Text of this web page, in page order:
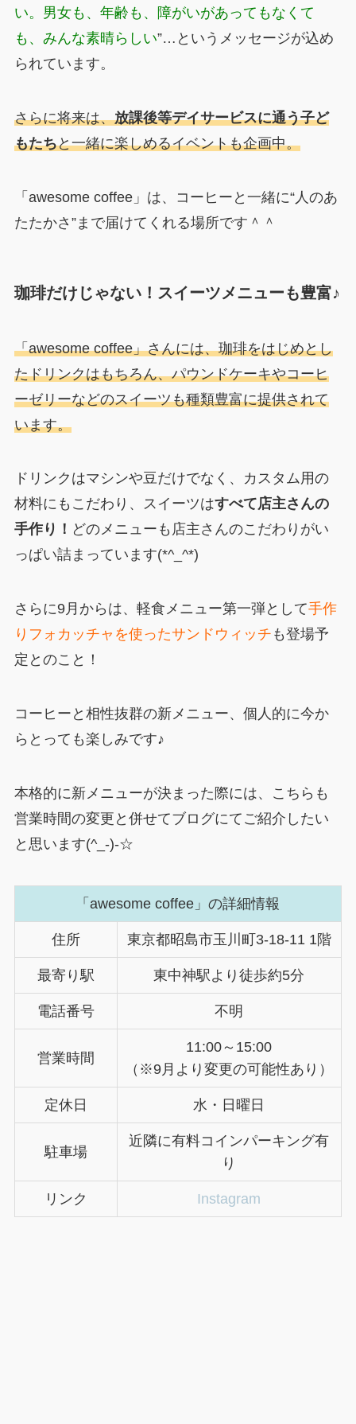
い。男女も、年齢も、障がいがあってもなくて
も、みんな素晴らしい”…というメッセージが込め
られています。
さらに将来は、放課後等デイサービスに通う子ど
もたちと一緒に楽しめるイベントも企画中。
「awesome coffee」は、コーヒーと一緒に“人のあ
たたかさ”まで届けてくれる場所です＾＾
珈琲だけじゃない！スイーツメニューも豊富♪
「awesome coffee」さんには、珈琲をはじめとし
たドリンクはもちろん、パウンドケーキやコーヒ
ーゼリーなどのスイーツも種類豊富に提供されて
います。
ドリンクはマシンや豆だけでなく、カスタム用の
材料にもこだわり、スイーツはすべて店主さんの
手作り！ どのメニューも店主さんのこだわりがい
っぱい詰まっています(*^_^*)
さらに9月からは、軽食メニュー第一弾として手作
りフォカッチャを使ったサンドウィッチ も登場予
定とのこと！
コーヒーと相性抜群の新メニュー、個人的に今か
らとっても楽しみです♪
本格的に新メニューが決まった際には、こちらも
営業時間の変更と併せてブログにてご紹介したい
と思います(^_-)-☆
「awesome coffee」の詳細情報
住所 東京都昭島市玉川町3-18-11 1階
最寄り駅 東中神駅より徒歩約5分
電話番号 不明
営業時間
11:00～15:00
（※9月より変更の可能性あり）
定休日 水・日曜日
駐車場
近隣に有料コインパーキング有
り
リンク Instagram